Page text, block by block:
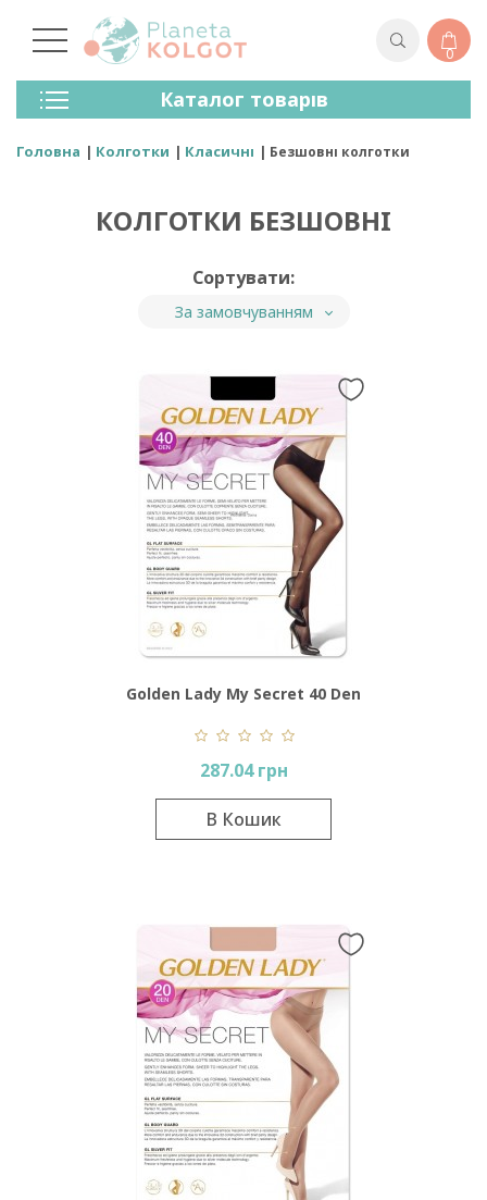
0
Каталог товарів
Колготки
Панчохи
Лосини (легінси)
Спортивний Одяг
Головна Колготки Класичні Безшовні колготки
КОЛГОТКИ БЕЗШОВНІ
Сортувати:
За замовчуванням
Golden Lady My Secret 40 Den
287.04 грн
В Кошик